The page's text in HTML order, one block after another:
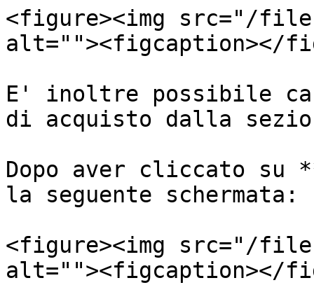
<figure><img src="/files/
alt=""><figcaption></
E' inoltre possibile
di acquisto dalla
Dopo aver cliccato su
la seguente schermata:
<figure><img src="/files/
alt=""><figcaption></